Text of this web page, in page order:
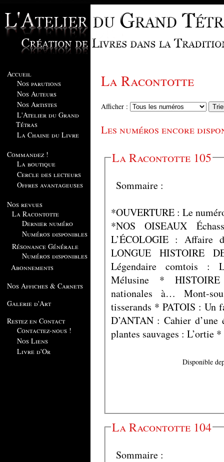
Accueil
Nos parutions
Nos Auteurs
Nos Artistes
L'Atelier du Grand
Tétras
La Chaine du Livre
Commandez !
La boutique
Cercle des lecteurs
Offres avantageuses
Nos revues
La Racontotte
Dernier numéro
Numéros disponibles
Résonance Générale
Numéros disponibles
Abonnements
Nos Affiches & Carnets
Galerie d'Art
Restez en Contact
Contactez-nous !
Nos Liens
Livre d'Or
La Racontotte
Afficher :
Les numéros encore
La Racontotte 105
Sommaire :
*OUVERTURE : Le
*NOS OISEAUX
L’ÉCOLOGIE : Affaire
LONGUE HISTOIRE
Légendaire comtois :
Mélusine *
nationales à… Mont-
tisserands * PATOIS : Un
D’ANTAN : Cahier
plantes sauvages : L’ortie
Disponible
La Racontotte 104
Sommaire :